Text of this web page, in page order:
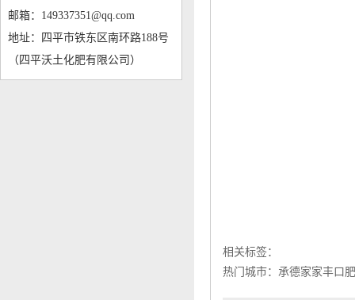
邮箱：149337351@qq.com
地址：四平市铁东区南环路188号
（四平沃土化肥有限公司）
相关标签：
热门城市： 承德家家丰口肥